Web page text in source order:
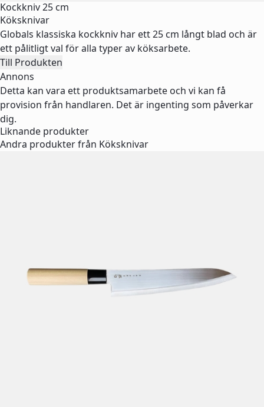
Kockkniv 25 cm
Köksknivar
Globals klassiska kockkniv har ett 25 cm långt blad och är
ett pålitligt val för alla typer av köksarbete.
Till Produkten
Annons
Detta kan vara ett produktsamarbete och vi kan få
provision från handlaren. Det är ingenting som påverkar
dig.
Liknande produkter
Andra produkter från Köksknivar